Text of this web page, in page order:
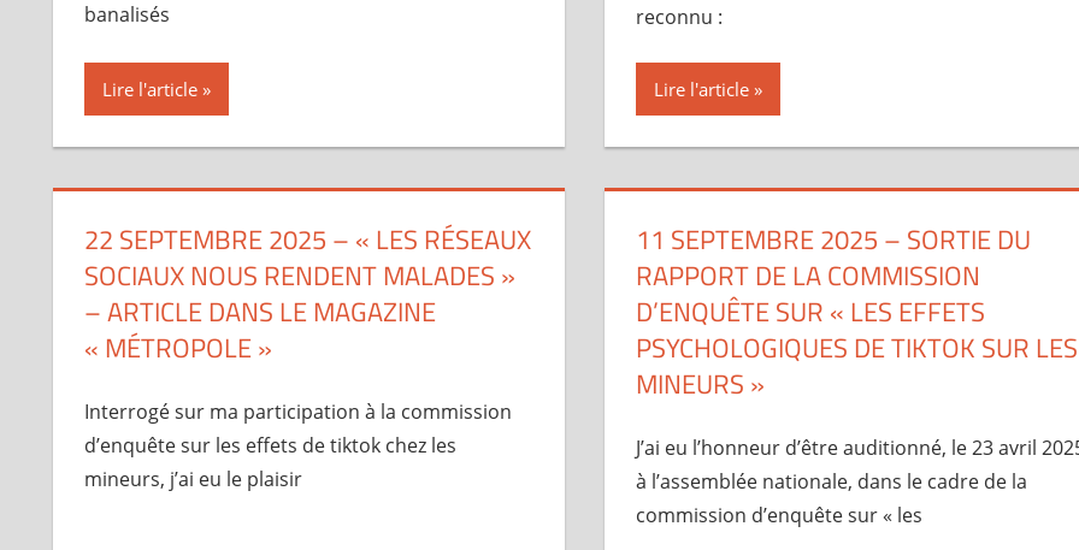
banalisés
Lire l'article
reconnu :
Lire l'article
22 SEPTEMBRE 2025 – « LES RÉSEAUX
SOCIAUX NOUS RENDENT MALADES »
– ARTICLE DANS LE MAGAZINE
« MÉTROPOLE »
Interrogé sur ma participation à la commission
d’enquête sur les effets de tiktok chez les
mineurs, j’ai eu le plaisir
11 SEPTEMBRE 2025 – SORTIE DU
RAPPORT DE LA COMMISSION
D’ENQUÊTE SUR « LES EFFETS
PSYCHOLOGIQUES DE TIKTOK SUR LES
MINEURS »
J’ai eu l’honneur d’être auditionné, le 23 avril
à l’assemblée nationale, dans le cadre de la
commission d’enquête sur « les